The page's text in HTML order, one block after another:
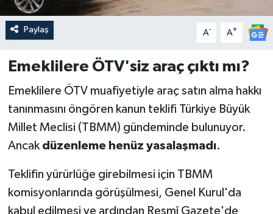
Paylaş A- A+
Emeklilere ÖTV'siz araç çıktı mı?
Emeklilere ÖTV muafiyetiyle araç satın alma hakkı
tanınmasını öngören kanun teklifi Türkiye Büyük
Millet Meclisi (TBMM) gündeminde bulunuyor.
Ancak düzenleme henüz yasalaşmadı.
Teklifin yürürlüğe girebilmesi için TBMM
komisyonlarında görüşülmesi, Genel Kurul'da
kabul edilmesi ve ardından Resmî Gazete'de